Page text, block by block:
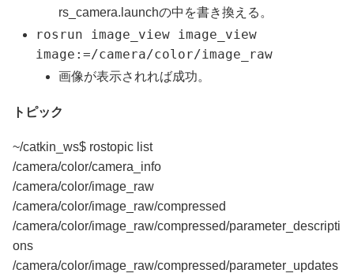
rs_camera.launchの中を書き換える。
rosrun image_view image_view
image:=/camera/color/image_raw
画像が表示されれば成功。
トピック
~/catkin_ws$ rostopic list
/camera/color/camera_info
/camera/color/image_raw
/camera/color/image_raw/compressed
/camera/color/image_raw/compressed/parameter_descripti
ons
/camera/color/image_raw/compressed/parameter_updates